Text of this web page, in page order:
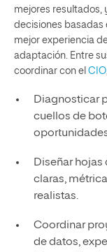
mejores resultados,
decisiones basadas
mejor experiencia
adaptación. Entre
coordinar con el CIO
Diagnosticar
cuellos de
Diseñar
claras,
realistas.
Coordinar
de datos,